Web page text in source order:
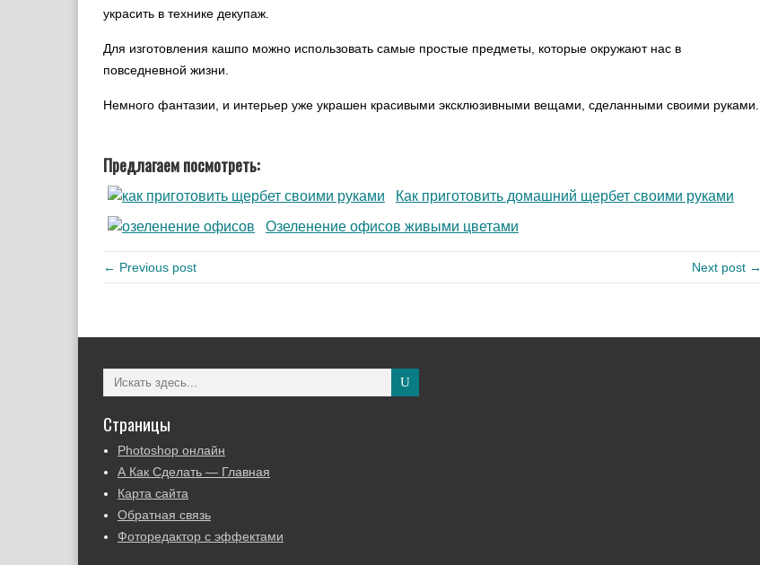
украсить в технике декупаж.
Для изготовления кашпо можно использовать самые простые предметы, которые окружают нас в
повседневной жизни.
Немного фантазии, и интерьер уже украшен красивыми эксклюзивными вещами, сделанными своими руками.
Предлагаем посмотреть:
Как приготовить домашний щербет своими руками
Озеленение офисов живыми цветами
← Previous post Next post →
Страницы
Photoshop онлайн
А Как Сделать — Главная
Карта сайта
Обратная связь
Фоторедактор с эффектами